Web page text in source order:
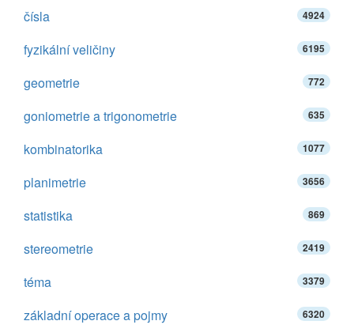
čísla 4924
fyzikální veličiny 6195
geometrie 772
goniometrie a trigonometrie 635
kombinatorika 1077
planimetrie 3656
statistika 869
stereometrie 2419
téma 3379
základní operace a pojmy 6320